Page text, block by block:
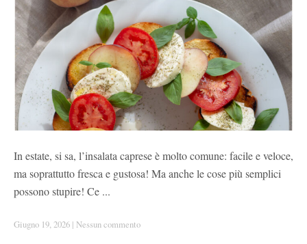
In estate, si sa, l’insalata caprese è molto comune: facile e veloce,
ma soprattutto fresca e gustosa! Ma anche le cose più semplici
possono stupire! Ce ...
Giugno 19, 2026 | Nessun commento